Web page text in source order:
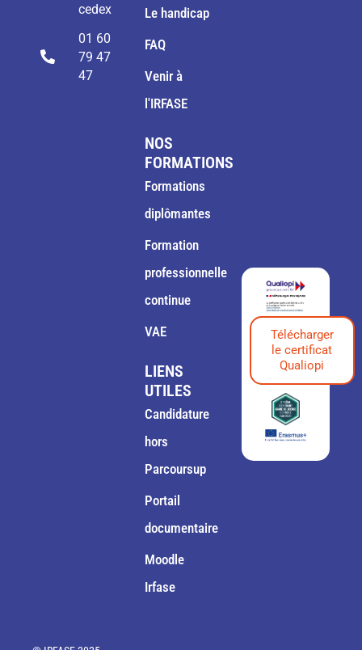
cedex
01 60
79 47
47
Le handicap
FAQ
Venir à
l'IRFASE
NOS
FORMATIONS
Formations
diplômantes
Formation
professionnelle
continue
VAE
LIENS
UTILES
Candidature
hors
Parcoursup
Portail
documentaire
Moodle
Irfase
Télécharger
le certificat
Qualiopi